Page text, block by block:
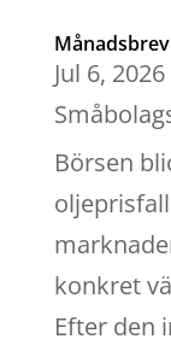
Jul 6, 2026
Börsen
konkret
Efter den